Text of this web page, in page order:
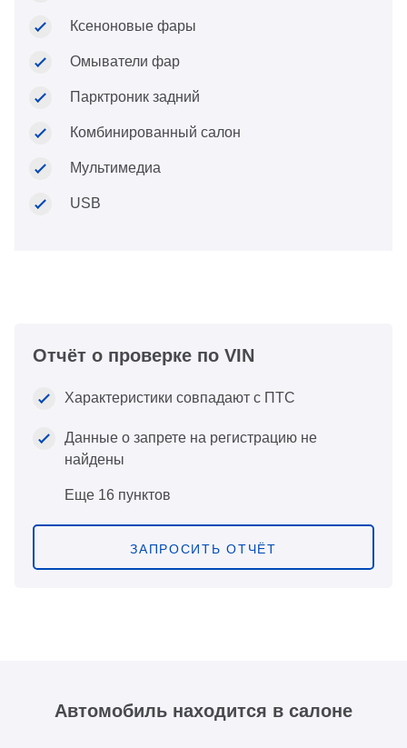
Ксеноновые фары
Омыватели фар
Парктроник задний
Комбинированный салон
Мультимедиа
USB
Отчёт о проверке по VIN
Характеристики совпадают с ПТС
Данные о запрете на регистрацию не
найдены
Еще 16 пунктов
ЗАПРОСИТЬ ОТЧЁТ
Автомобиль находится в салоне